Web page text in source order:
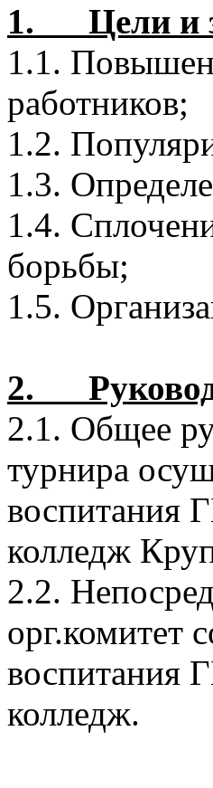
1. Цели и
1.1.
работников;
1.2.
1.3.
1.4.
борьбы;
1.5.
2.
2.1. Общее
турнира
воспитания
колледж
2.2.
орг.комитет
воспитания
колледж.